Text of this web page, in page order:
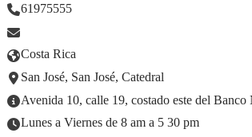
61975555
Costa Rica
San José, San José, Catedral
Avenida 10, calle 19, costado este del Banco
Lunes a Viernes de 8 am a 5 30 pm